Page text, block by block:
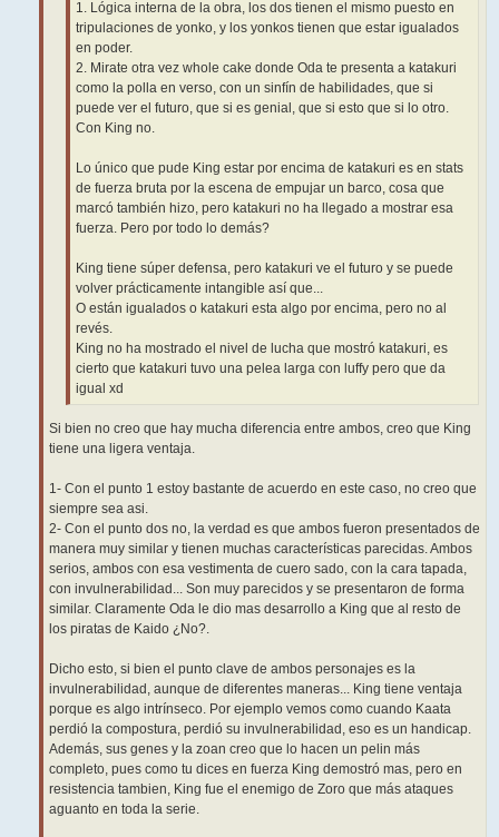
1. Lógica interna de la obra, los dos tienen el mismo puesto en
tripulaciones de yonko, y los yonkos tienen que estar igualados
en poder.
2. Mirate otra vez whole cake donde Oda te presenta a katakuri
como la polla en verso, con un sinfín de habilidades, que si
puede ver el futuro, que si es genial, que si esto que si lo otro.
Con King no.
Lo único que pude King estar por encima de katakuri es en stats
de fuerza bruta por la escena de empujar un barco, cosa que
marcó también hizo, pero katakuri no ha llegado a mostrar esa
fuerza. Pero por todo lo demás?
King tiene súper defensa, pero katakuri ve el futuro y se puede
volver prácticamente intangible así que...
O están igualados o katakuri esta algo por encima, pero no al
revés.
King no ha mostrado el nivel de lucha que mostró katakuri, es
cierto que katakuri tuvo una pelea larga con luffy pero que da
igual xd
Si bien no creo que hay mucha diferencia entre ambos, creo que King
tiene una ligera ventaja.
1- Con el punto 1 estoy bastante de acuerdo en este caso, no creo que
siempre sea asi.
2- Con el punto dos no, la verdad es que ambos fueron presentados de
manera muy similar y tienen muchas características parecidas. Ambos
serios, ambos con esa vestimenta de cuero sado, con la cara tapada,
con invulnerabilidad... Son muy parecidos y se presentaron de forma
similar. Claramente Oda le dio mas desarrollo a King que al resto de
los piratas de Kaido ¿No?.
Dicho esto, si bien el punto clave de ambos personajes es la
invulnerabilidad, aunque de diferentes maneras... King tiene ventaja
porque es algo intrínseco. Por ejemplo vemos como cuando Kaata
perdió la compostura, perdió su invulnerabilidad, eso es un handicap.
Además, sus genes y la zoan creo que lo hacen un pelin más
completo, pues como tu dices en fuerza King demostró mas, pero en
resistencia tambien, King fue el enemigo de Zoro que más ataques
aguanto en toda la serie.